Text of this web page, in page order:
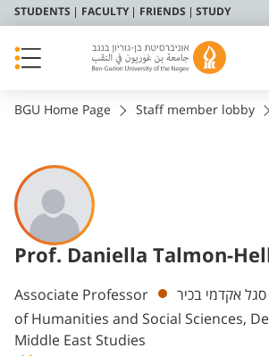
STUDENTS FACULTY FRIENDS STUDY
BGU Home Page Staff member lobby
Prof. Daniella Talmon-
Departments
Associate Professor אקדמי בכיר
of Humanities and Social Sciences,
Middle East Studies